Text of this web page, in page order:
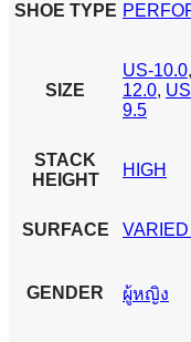
SHOE TYPE
SIZE
US-10.0,
12.0,
9.5
STACK
HEIGHT
HIGH
SURFACE
GENDER ผู้หญิง